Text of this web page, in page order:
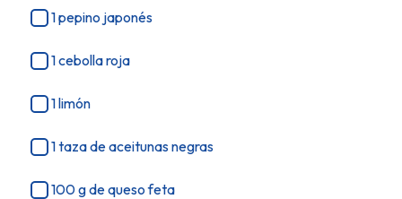
1 pepino japonés
1 cebolla roja
1 limón
1 taza de aceitunas negras
100 g de queso feta